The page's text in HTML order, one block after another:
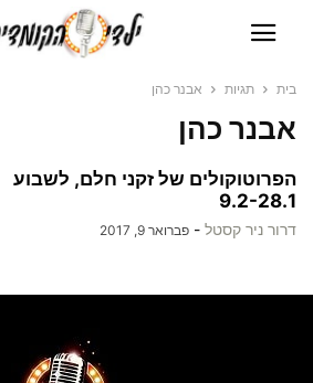
בית תגיות אבנר כהן
אבנר כהן
הפרוטוקולים של זקני חלם, לשבוע
9.2-28.1
דרור ניר קסטל - פברואר 9, 2017